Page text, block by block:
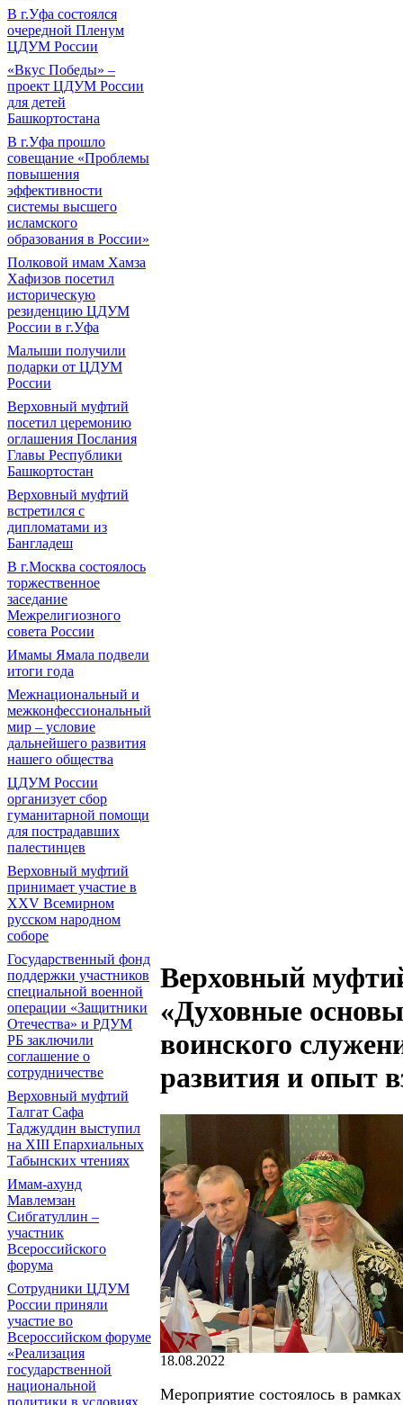
В г.Уфа состоялся
очередной Пленум
ЦДУМ России
«Вкус Победы» –
проект ЦДУМ России
для детей
Башкортостана
В г.Уфа прошло
совещание «Проблемы
повышения
эффективности
системы высшего
исламского
образования в России»
Полковой имам Хамза
Хафизов посетил
историческую
резиденцию ЦДУМ
России в г.Уфа
Малыши получили
подарки от ЦДУМ
России
Верховный муфтий
посетил церемонию
оглашения Послания
Главы Республики
Башкортостан
Верховный муфтий
встретился с
дипломатами из
Бангладеш
В г.Москва состоялось
торжественное
заседание
Межрелигиозного
совета России
Имамы Ямала подвели
итоги года
Межнациональный и
межконфессиональный
мир – условие
дальнейшего развития
нашего общества
ЦДУМ России
организует сбор
гуманитарной помощи
для пострадавших
палестинцев
Верховный муфтий
принимает участие в
XXV Всемирном
русском народном
соборе
Государственный фонд
поддержки участников
специальной военной
операции «Защитники
Отечества» и РДУМ
РБ заключили
соглашение о
сотрудничестве
Верховный муфтий
Талгат Сафа
Таджуддин выступил
на ХIII Епархиальных
Табынских чтениях
Имам-ахунд
Мавлемзан
Сибгатуллин –
участник
Всероссийского
форума
Сотрудники ЦДУМ
России приняли
участие во
Всероссийском форуме
«Реализация
государственной
национальной
политики в условиях
Верховный
«Духовные
воинского
развития и опыт
18.08.2022
Мероприятие состоялось в